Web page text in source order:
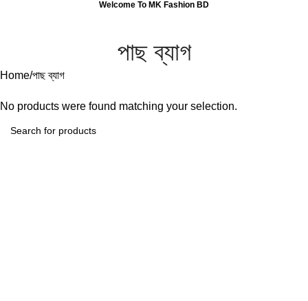
Welcome To MK Fashion BD
পাছ ব্যাগ
Home পাছ ব্যাগ
No products were found matching your selection.